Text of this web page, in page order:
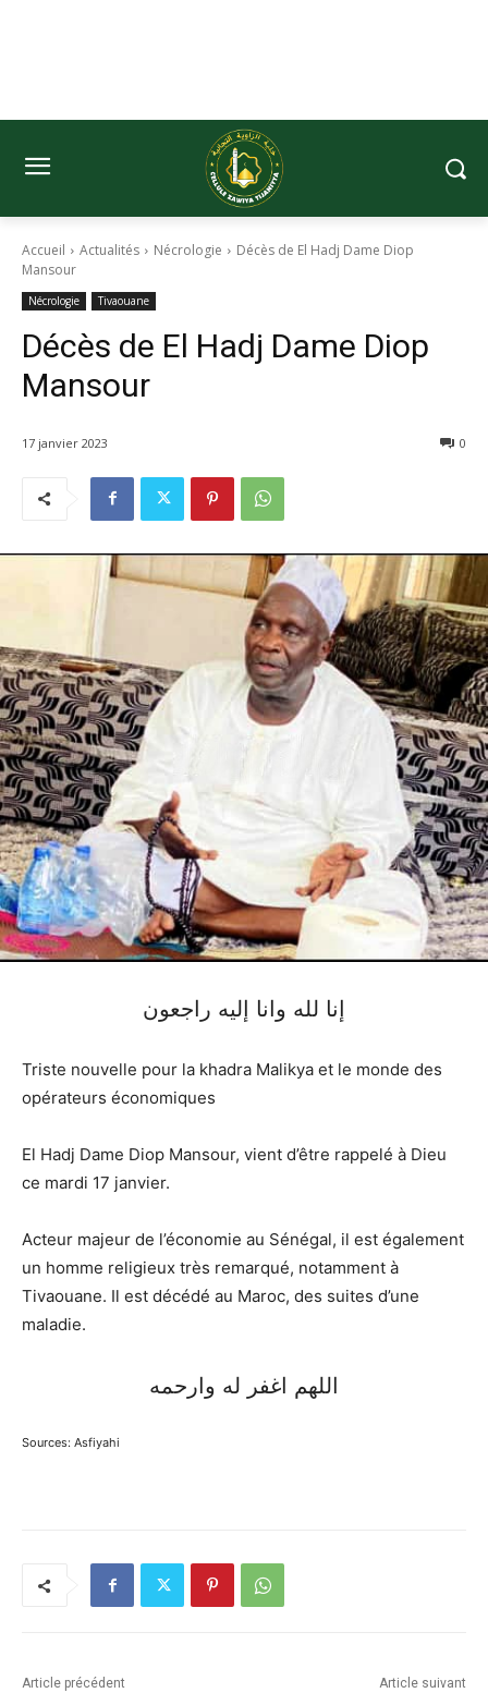
Accueil Actualités Nécrologie
Décès de El Hadj Dame Diop
Mansour
Nécrologie Tivaouane
Décès de El Hadj Dame Diop
Mansour
17 janvier 2023 0
إنا لله وانا إليه راجعون
Triste nouvelle pour la khadra Malikya et le monde des
opérateurs économiques
El Hadj Dame Diop Mansour, vient d’être rappelé à Dieu
ce mardi 17 janvier.
Acteur majeur de l’économie au Sénégal, il est également
un homme religieux très remarqué, notamment à
Tivaouane. Il est décédé au Maroc, des suites d’une
maladie.
اللهم اغفر له وارحمه
Sources: Asfiyahi
Article précédent Article suivant